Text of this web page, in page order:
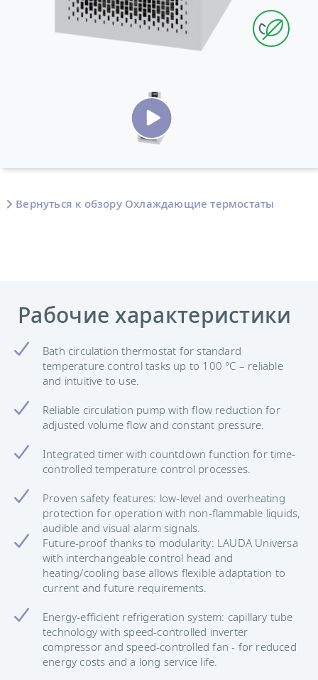
Вернуться к обзору Охлаждающие термостаты
Рабочие характеристики
Bath circulation thermostat for standard
temperature control tasks up to 100 °C – reliable
and intuitive to use.
Reliable circulation pump with flow reduction for
adjusted volume flow and constant pressure.
Integrated timer with countdown function for time-
controlled temperature control processes.
Proven safety features: low-level and overheating
protection for operation with non-flammable liquids,
audible and visual alarm signals.
Future-proof thanks to modularity: LAUDA Universa
with interchangeable control head and
heating/cooling base allows flexible adaptation to
current and future requirements.
Energy-efficient refrigeration system: capillary tube
technology with speed-controlled inverter
compressor and speed-controlled fan - for reduced
energy costs and a long service life.